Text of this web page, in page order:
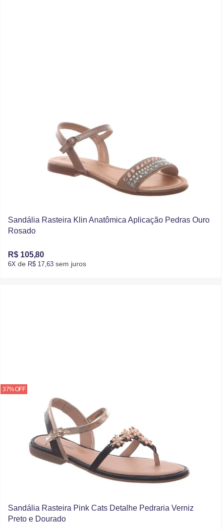
Sandália Rasteira Klin Anatômica Aplicação Pedras Ouro
Rosado
R$ 105,80
6X de R$ 17,63 sem juros
37% OFF
Sandália Rasteira Pink Cats Detalhe Pedraria Verniz
Preto e Dourado